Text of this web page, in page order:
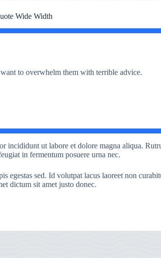
Wide Width
to overwhelm them with terrible advice.
incididunt ut labore et dolore magna aliqua.
in fermentum posuere urna nec.
egestas sed. Id volutpat lacus laoreet non
dictum sit amet justo donec.